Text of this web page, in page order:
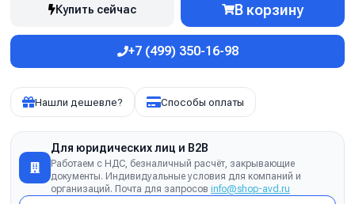
Купить сейчас В корзину
+7 (499) 350-16-98
Нашли дешевле? Способы оплаты
Для юридических лиц и B2B
Работаем с НДС, безналичный расчёт, закрывающие
документы. Индивидуальные условия для компаний и
организаций. Почта для запросов info@shop-avd.ru